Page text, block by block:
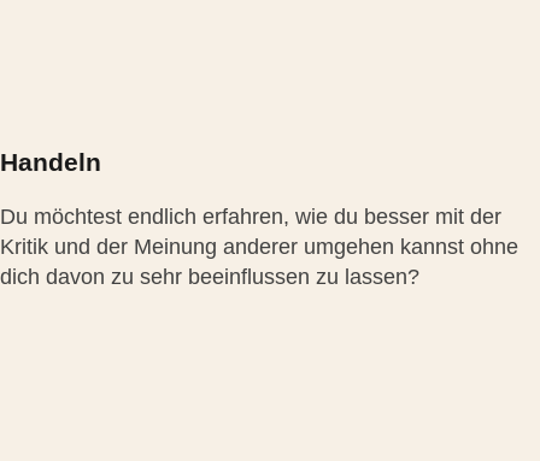
Handeln
Du möchtest endlich erfahren, wie du besser mit der
Kritik und der Meinung anderer umgehen kannst ohne
dich davon zu sehr beeinflussen zu lassen?